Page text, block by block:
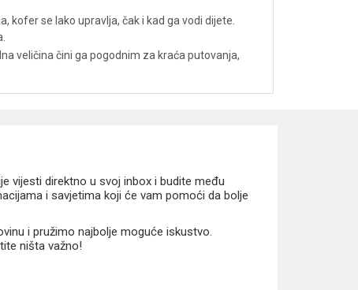
kofer se lako upravlja, čak i kad ga vodi dijete.
veličina čini ga pogodnim za kraća putovanja,
vijesti direktno u svoj inbox i budite među
i savjetima koji će vam pomoći da bolje
i pružimo najbolje moguće iskustvo.
ništa važno!